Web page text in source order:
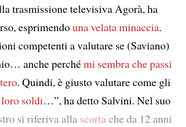
trasmissione televisiva Agorà, ha
esprimendouna velata minaccia.
competenti a valutare se (Saviano)
anche perchémi sembra che passi
. Quindi, è giusto valutare come gli
soldi…”, ha detto Salvini. Nel suo
si riferiva alla scortache da 12 anni